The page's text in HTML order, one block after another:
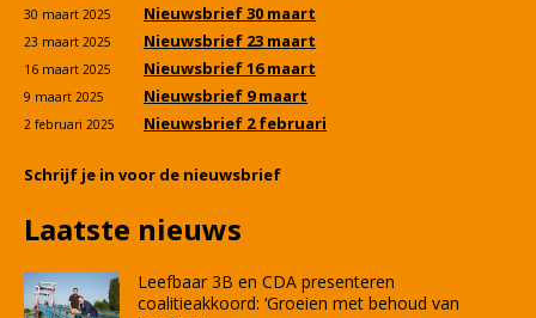
30 maart 2025 Nieuwsbrief 30 maart
23 maart 2025 Nieuwsbrief 23 maart
16 maart 2025 Nieuwsbrief 16 maart
9 maart 2025 Nieuwsbrief 9 maart
2 februari 2025 Nieuwsbrief 2 februari
Schrijf je in voor de nieuwsbrief
Laatste nieuws
Leefbaar 3B en CDA presenteren
coalitieakkoord: ‘Groeien met behoud van